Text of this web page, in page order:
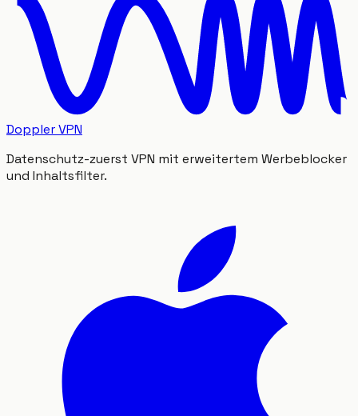
Doppler VPN
Datenschutz-zuerst VPN mit erweitertem Werbeblocker
und Inhaltsfilter.